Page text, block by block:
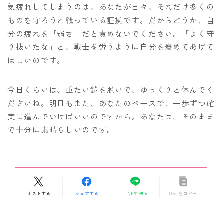
気疲れしてしまうのは、あなたが日々、それだけ多くの
ものを守ろうと戦っている証拠です。だからどうか、自
分の疲れを「弱さ」だと責めないでください。「よく守
り抜いたな」と、戦士を労うように自分を褒めてあげて
ほしいのです。
今日くらいは、重たい鎧を脱いで、ゆっくりと休んでく
ださいね。明日もまた、あなたのペースで、一歩ずつ確
実に進んでいけばいいのですから。あなたは、そのまま
で十分に素晴らしいのです。
ポストする シェアする LINEで送る URLをコピー